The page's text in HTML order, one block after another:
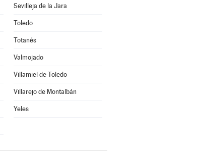
Sevilleja de la Jara
Toledo
Totanés
Valmojado
Villamiel de Toledo
Villarejo de Montalbán
Yeles